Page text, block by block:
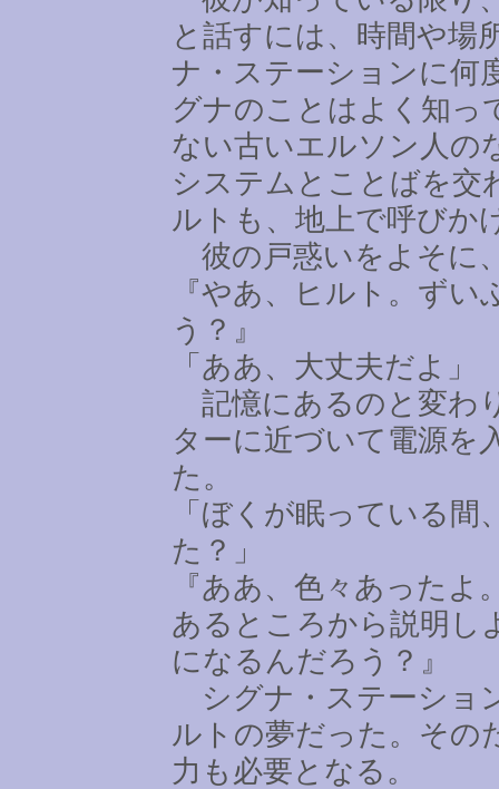
と話すには、時間や場
ナ・ステーションに何
グナのことはよく知っ
ない古いエルソン人の
システムとことばを交
ルトも、地上で呼びか
彼の戸惑いをよそに
『やあ、ヒルト。ず
う？』
「ああ、大丈夫だよ」
記憶にあるのと変わ
ターに近づいて電源を
た。
「ぼくが眠っている
た？」
『ああ、色々あった
あるところから説明し
になるんだろう？』
シグナ・ステーショ
ルトの夢だった。その
力も必要となる。